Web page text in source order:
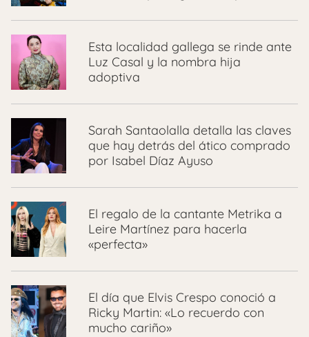
Esta localidad gallega se rinde ante
Luz Casal y la nombra hija
adoptiva
Sarah Santaolalla detalla las claves
que hay detrás del ático comprado
por Isabel Díaz Ayuso
El regalo de la cantante Metrika a
Leire Martínez para hacerla
«perfecta»
El día que Elvis Crespo conoció a
Ricky Martin: «Lo recuerdo con
mucho cariño»